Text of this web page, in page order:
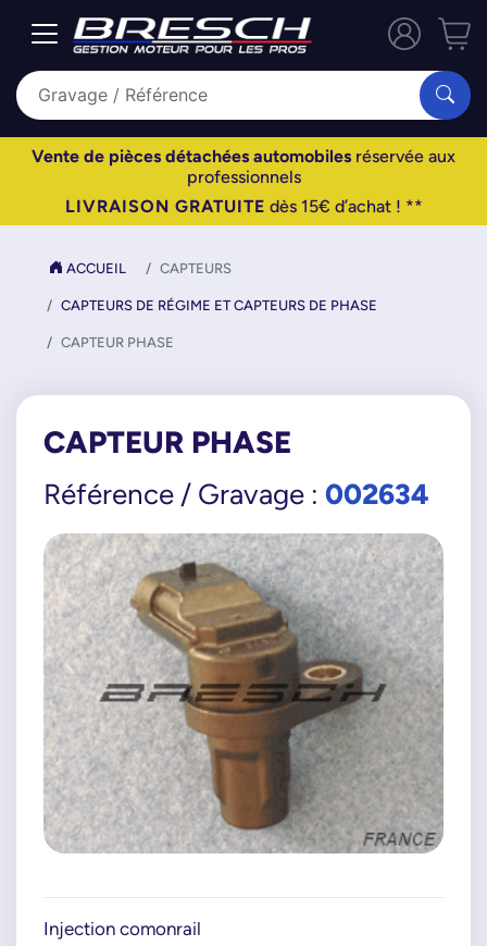
Vente de pièces détachées automobiles réservée aux
professionnels
LIVRAISON GRATUITE dès 15€ d’achat ! **
ACCUEIL CAPTEURS
CAPTEURS DE RÉGIME ET CAPTEURS DE PHASE
CAPTEUR PHASE
CAPTEUR PHASE
Référence / Gravage : 002634
Injection comonrail